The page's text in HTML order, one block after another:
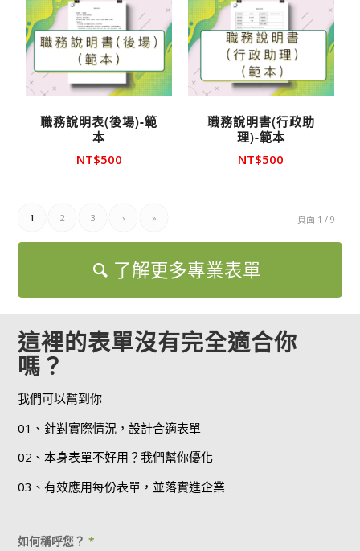
職務說明表(後場)-範
本
NT$500
職務說明書(行政助
理)-範本
NT$500
頁面 1 / 9
1 2 3 › »
了解更多專業表單
這裡的表單沒有完全適合你
嗎？
我們可以幫到你
01、針對實際情況，設計合適表單
02、本身表單不好用？我們幫你優化
03、有效應用每份表單，並落實進企業
如何稱呼您？*